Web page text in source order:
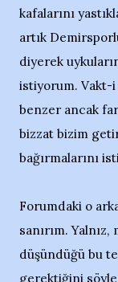
kafalarını
artık
diyerek
istiyorum. Vakt-i
benzer ancak
bizzat bizim
bağırmalarını
Forumdaki o
sanırım.
düşündüğü bu
gerektiğini